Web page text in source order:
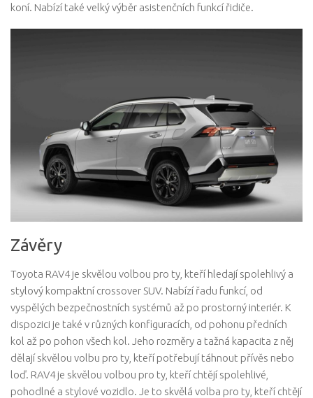
koní. Nabízí také velký výběr asistenčních funkcí řidiče.
Závěry
Toyota RAV4 je skvělou volbou pro ty, kteří hledají spolehlivý a
stylový kompaktní crossover SUV. Nabízí řadu funkcí, od
vyspělých bezpečnostních systémů až po prostorný interiér. K
dispozici je také v různých konfiguracích, od pohonu předních
kol až po pohon všech kol. Jeho rozměry a tažná kapacita z něj
dělají skvělou volbu pro ty, kteří potřebují táhnout přívěs nebo
loď. RAV4 je skvělou volbou pro ty, kteří chtějí spolehlivé,
pohodlné a stylové vozidlo. Je to skvělá volba pro ty, kteří chtějí